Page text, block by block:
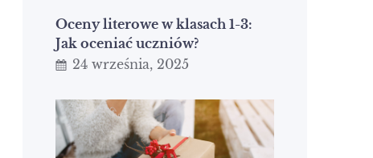
Oceny literowe w klasach 1-3:
Jak oceniać uczniów?
24 września, 2025